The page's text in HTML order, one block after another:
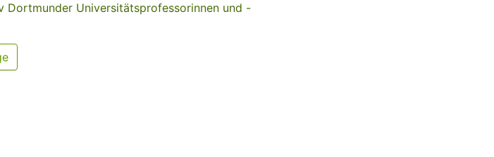
Dortmunder Universitätsprofessorinnen und -